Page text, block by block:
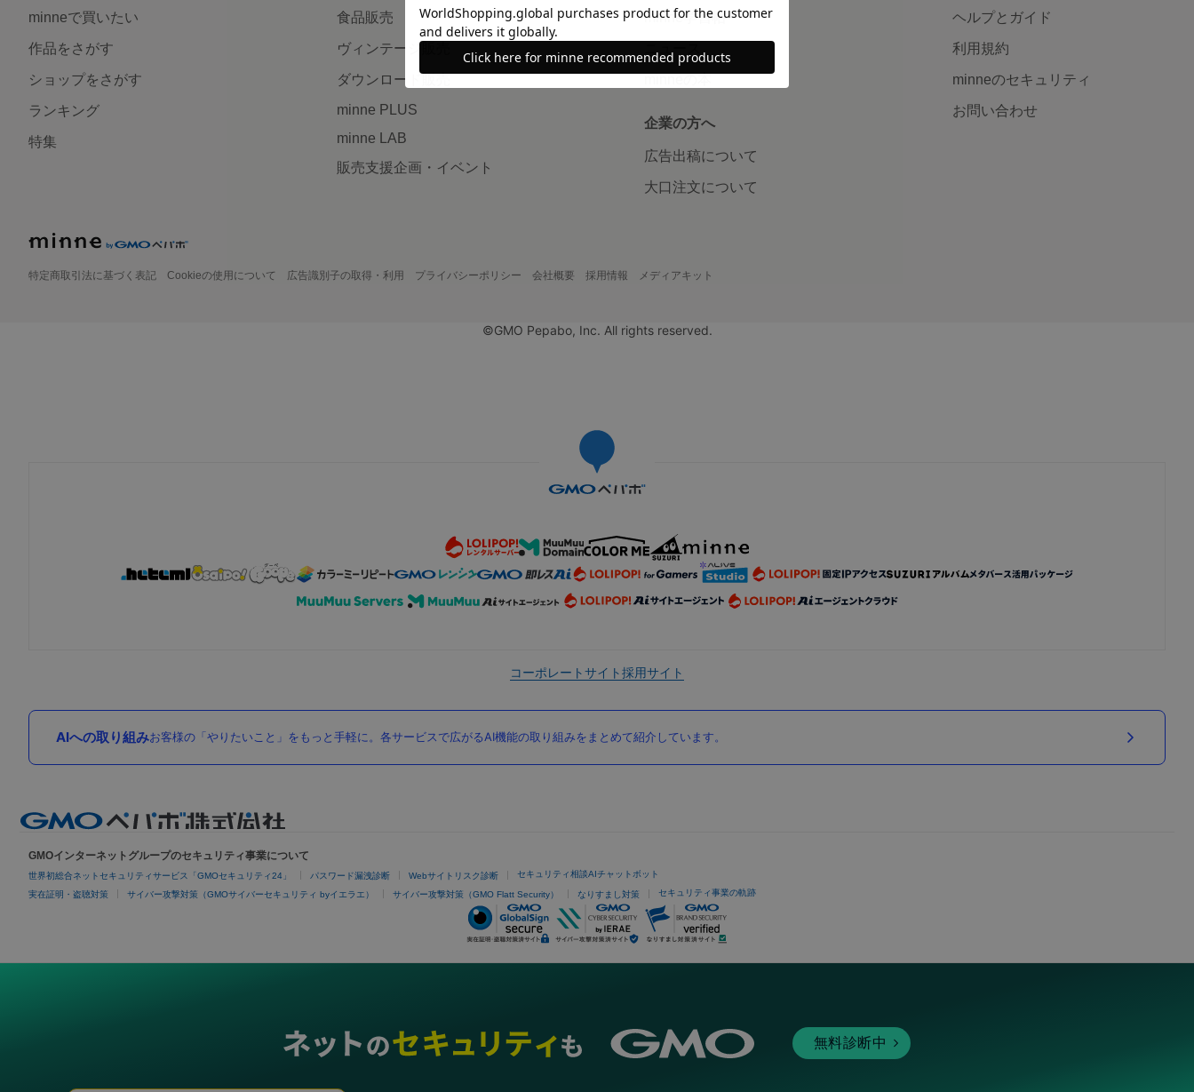
minneで買いたい
作品をさがす
ショップをさがす
ランキング
特集
食品販売
ヴィンテージ販売
ダウンロード販売
minne PLUS
minne LAB
販売支援企画・イベント
minne学習帖
企業の方へ
広告出稿について
大口注文について
ヘルプとガイド
利用規約
minneのセキュリティ
お問い合わせ
特定商取引法に基づく表記 Cookieの使用について 広告識別子の取得・利用 プライバシーポリシー 会社概要 採用情報 メディアキット
©GMO Pepabo, Inc. All rights reserved.
コーポレートサイト採用サイト
AIへの取り組みお客様の「やりたいこと」をもっと手軽に。各サービスで広がるAI機能の取り組みをまとめて紹介しています。
GMOインターネットグループのセキュリティ事業について
世界初総合ネットセキュリティサービス「GMOセキュリティ24」 パスワード漏洩診断 Webサイトリスク診断 セキュリティ相談AIチャットボット
実在証明・盗聴対策 サイバー攻撃対策（GMOサイバーセキュリティ byイエラエ） サイバー攻撃対策（GMO Flatt Security） なりすまし対策 セキュリティ事業の軌跡
無料診断中